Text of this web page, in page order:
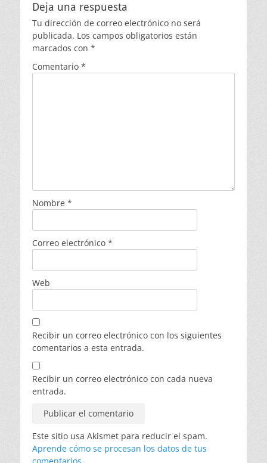
Deja una respuesta
Tu dirección de correo electrónico no será
publicada. Los campos obligatorios están
marcados con *
Comentario *
Nombre *
Correo electrónico *
Web
Recibir un correo electrónico con los siguientes
comentarios a esta entrada.
Recibir un correo electrónico con cada nueva
entrada.
Este sitio usa Akismet para reducir el spam.
Aprende cómo se procesan los datos de tus